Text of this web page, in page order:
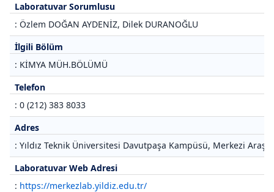
Laboratuvar Sorumlusu
: Özlem DOĞAN AYDENİZ, Dilek DURANOĞLU
İlgili Bölüm
: KİMYA MÜH.BÖLÜMÜ
Telefon
: 0 (212) 383 8033
Adres
: Yıldız Teknik Üniversitesi Davutpaşa Kampüsü, Merkezi
Laboratuvar Web Adresi
: https://merkezlab.yildiz.edu.tr/